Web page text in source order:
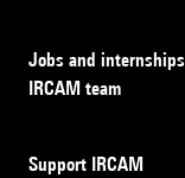
Jobs and internships
IRCAM team
Support IRCAM